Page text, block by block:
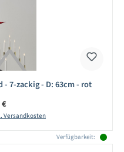
- 7-zackig - D: 63cm - rot
Preis:
Versandkosten
Verfügbarkeit: